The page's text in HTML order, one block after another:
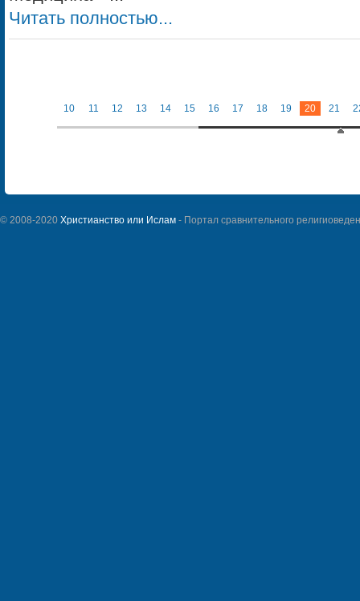
Читать полностью...
10 11 12 13 14 15 16 17 18 19 20 21
© 2008-2020 Христианство или Ислам - Портал сравнительного